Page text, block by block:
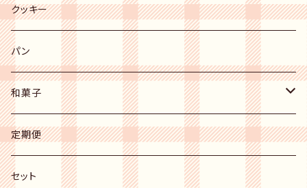
クッキー
パン
和菓子
上生菓子
mochiri棒
定期便
セット